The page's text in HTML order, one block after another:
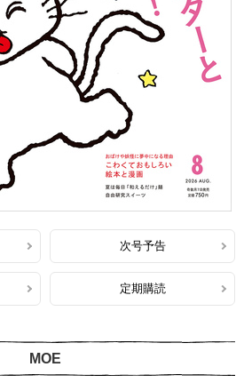
次号予告
定期購読
MOE